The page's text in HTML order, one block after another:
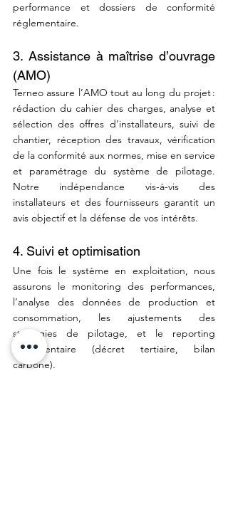
performance et dossiers de conformité
réglementaire.
3. Assistance à maîtrise d’ouvrage
(AMO)
Terneo assure l’AMO tout au long du projet :
rédaction du cahier des charges, analyse et
sélection des offres d’installateurs, suivi de
chantier, réception des travaux, vérification
de la conformité aux normes, mise en service
et paramétrage du système de pilotage.
Notre indépendance vis-à-vis des
installateurs et des fournisseurs garantit un
avis objectif et la défense de vos intérêts.
4. Suivi et optimisation
Une fois le système en exploitation, nous
assurons le monitoring des performances,
l’analyse des données de production et
consommation, les ajustements des
stratégies de pilotage, et le reporting
réglementaire (décret tertiaire, bilan
carbone).